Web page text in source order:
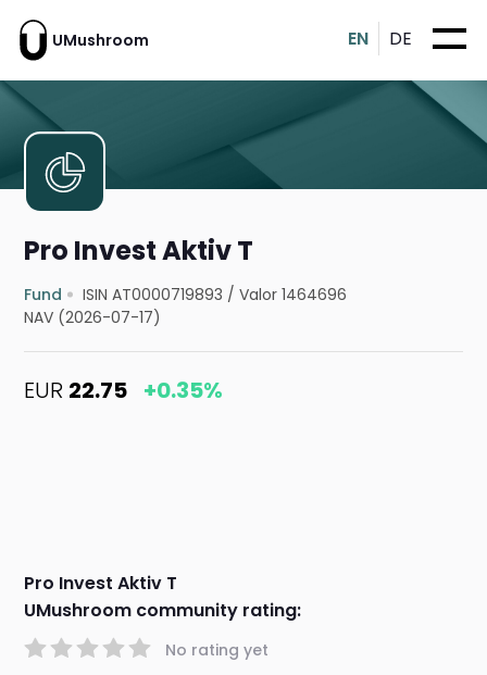
UMushroom EN DE
Pro Invest Aktiv T
Fund ISIN AT0000719893 /Valor 1464696
NAV (2026-07-17)
EUR 22.75 +0.35%
Pro Invest Aktiv T
UMushroom community rating:
No rating yet